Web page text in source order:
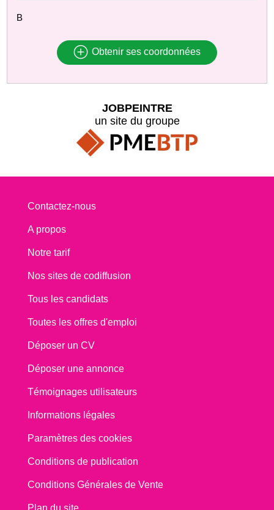
B
Obtenir ses coordonnées
JOBPEINTRE
un site du groupe
Contactez-nous
A propos
Notre tarif
Nos sites de codiffusion
Tous les candidats
Toutes les offres d'emploi
Déposer un CV
Déposer une annonce
Témoignages utilisateurs
Informations légales
Paramètres des cookies
Conditions de publication
Conditions Générales de Vente